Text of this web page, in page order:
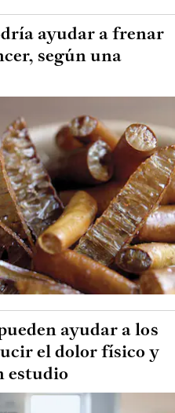
ayudar a frenar
según una
ayudar a los
el dolor físico y
estudio